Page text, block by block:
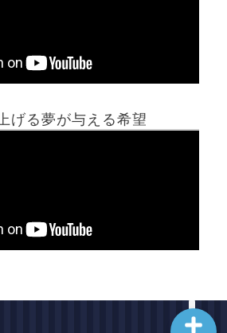
げる夢が与える希望
ホーム
最新記事動画